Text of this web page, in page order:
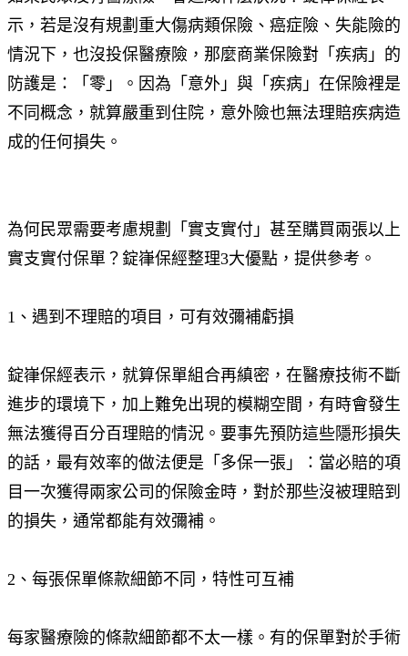
示，若是沒有規劃重大傷病類保險、癌症險、失能險的
情況下，也沒投保醫療險，那麼商業保險對「疾病」的
防護是：「零」。因為「意外」與「疾病」在保險裡是
不同概念，就算嚴重到住院，意外險也無法理賠疾病造
成的任何損失。
為何民眾需要考慮規劃「實支實付」甚至購買兩張以上
實支實付保單？錠嵂保經整理3大優點，提供參考。
1、遇到不理賠的項目，可有效彌補虧損
錠嵂保經表示，就算保單組合再縝密，在醫療技術不斷
進步的環境下，加上難免出現的模糊空間，有時會發生
無法獲得百分百理賠的情況。要事先預防這些隱形損失
的話，最有效率的做法便是「多保一張」：當必賠的項
目一次獲得兩家公司的保險金時，對於那些沒被理賠到
的損失，通常都能有效彌補。
2、每張保單條款細節不同，特性可互補
每家醫療險的條款細節都不太一樣。有的保單對於手術